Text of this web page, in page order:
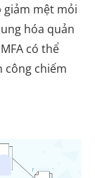
giảm mệt mỏi
hóa quản
có thể
công chiếm